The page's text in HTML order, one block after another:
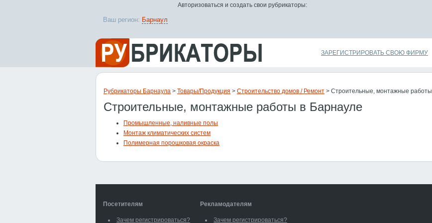
Рубрикаторы Барнаула > Товары/Продукция > Строительство домов / Ремонт > Строительные, монтажные работы
Строительные, монтажные работы в Барнауле
Промышленные, наливные полы
Монтаж климатических систем
Полимерная порошковая окраска
Посетителям
Зачем регистрироваться?
Рекламодателям
Зачем регистрироваться?
Ваш регион: Барнаул
Авторизоваться и создать свои рубрикаторы:
ЗАРЕГИСТРИРОВАТЬ СВОЮ ФИРМУ